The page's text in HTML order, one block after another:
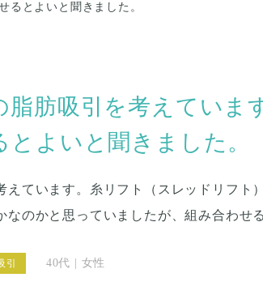
るとよいと聞きました。
脂肪吸引を考えていま
とよいと聞きました。
えています。糸リフト（スレッドリフ
なのかと思っていましたが、組み合わせ
引 40代 | 女性